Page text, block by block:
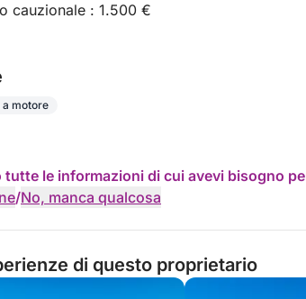
cauzionale : 1.500 €
a motore
tutte le informazioni di cui avevi bisogno
/No, manca qualcosa
di questo proprietario